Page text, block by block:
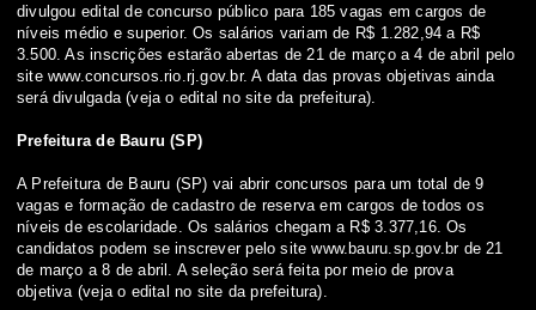
divulgou edital de concurso público para 185 vagas em cargos de
níveis médio e superior. Os salários variam de R$ 1.282,94 a R$
3.500. As inscrições estarão abertas de 21 de março a 4 de abril pelo
sitewww.concursos.rio.rj.gov.br. A data das provas objetivas ainda
será divulgada (veja o edital no site da prefeitura).
Prefeitura de Bauru (SP)
A Prefeitura de Bauru (SP) vai abrir concursos para um total de 9
vagas e formação de cadastro de reserva em cargos de todos os
níveis de escolaridade. Os salários chegam a R$ 3.377,16. Os
candidatos podem se inscrever pelo sitewww.bauru.sp.gov.brde 21
de março a 8 de abril. A seleção será feita por meio de prova
objetiva (veja o edital no site da prefeitura).